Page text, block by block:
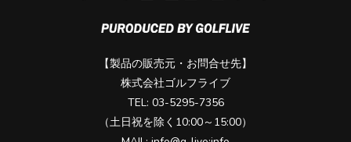
【製品の販売元・お問合せ先】
株式会社ゴルフライブ
TEL: 03-5295-7356
（土日祝を除く10:00～15:00）